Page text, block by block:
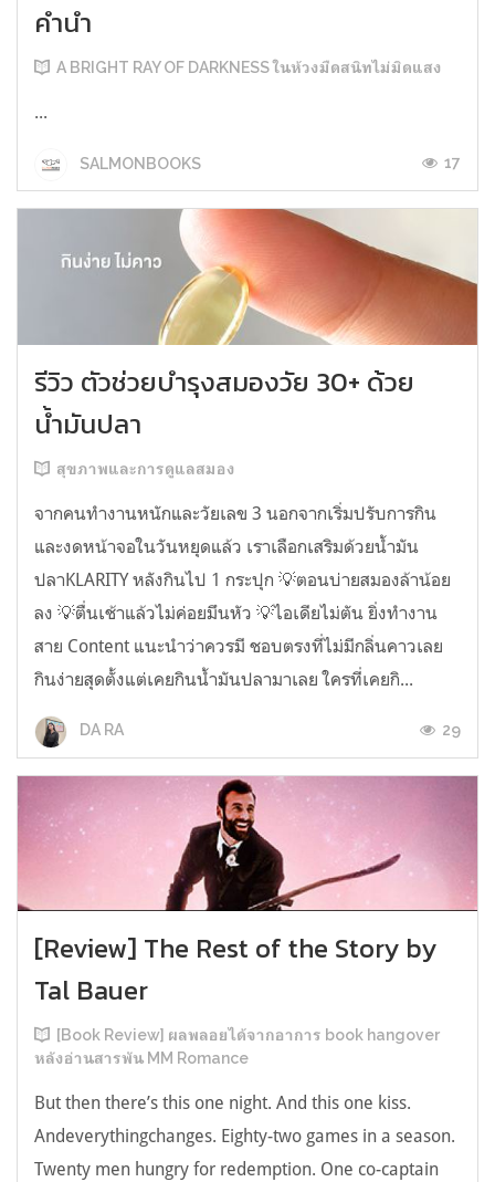
คำนำ
A BRIGHT RAY OF DARKNESS ในห้วงมืดสนิทไม่มิดแสง
...
SALMONBOOKS 17
รีวิว ตัวช่วยบำรุงสมองวัย 30+ ด้วย
น้ำมันปลา
สุขภาพและการดูแลสมอง
จากคนทำงานหนักและวัยเลข 3 นอกจากเริ่มปรับการกิน
และงดหน้าจอในวันหยุดแล้ว เราเลือกเสริมด้วยน้ำมัน
ปลาKLARITY หลังกินไป 1 กระปุก 💡ตอนบ่ายสมองล้าน้อย
ลง 💡ตื่นเช้าแล้วไม่ค่อยมึนหัว 💡ไอเดียไม่ตัน ยิ่งทำงาน
สาย Content แนะนำว่าควรมี ชอบตรงที่ไม่มีกลิ่นคาวเลย
กินง่ายสุดตั้งแต่เคยกินน้ำมันปลามาเลย ใครที่เคยกิ...
DA RA 29
[Review] The Rest of the Story by
Tal Bauer
[Book Review] ผลพลอยได้จากอาการ book hangover
หลังอ่านสารพัน MM Romance
But then there’s this one night. And this one kiss.
Andeverythingchanges. Eighty-two games in a season.
Twenty men hungry for redemption. One co-captain